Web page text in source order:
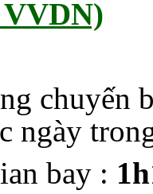
chuyến
ngày
bay :